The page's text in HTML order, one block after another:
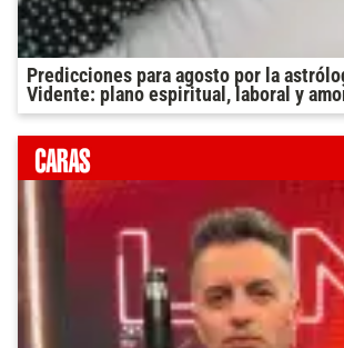
Predicciones para agosto por la
Vidente: plano espiritual, laboral y